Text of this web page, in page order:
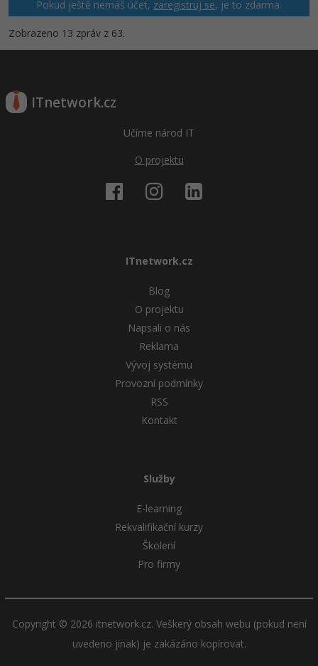
Pokud ještě nemáš účet, zaregistruj se, je to zdarma.
Zobrazeno 13 zpráv z 63.
ITnetwork.cz
Učíme národ IT
O projektu
ITnetwork.cz
Blog
O projektu
Napsali o nás
Reklama
Vývoj systému
Provozní podmínky
RSS
Kontakt
Služby
E-learning
Rekvalifikační kurzy
Školení
Pro firmy
Copyright © 2026 itnetwork.cz. Veškerý obsah webu (pokud není
uvedeno jinak) je zakázáno kopírovat.